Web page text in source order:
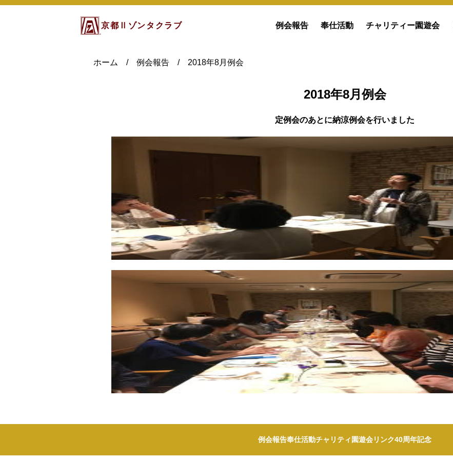
京都Ⅱゾンタクラブ 例会報告 奉仕活動 チャリティー園遊会
ホーム / 例会報告 / 2018年8月例会
2018年8月例会
定例会のあとに納涼例会を行いました
例会報告奉仕活動チャリティ園遊会リンク40周年記念